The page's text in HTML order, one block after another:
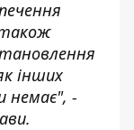
також
інших
немає", -